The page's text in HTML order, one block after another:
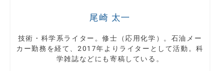
尾崎 太一
技術・科学系ライター。修士（応用化学）。石油メー
カー勤務を経て、2017年よりライターとして活動。科
学雑誌などにも寄稿している。